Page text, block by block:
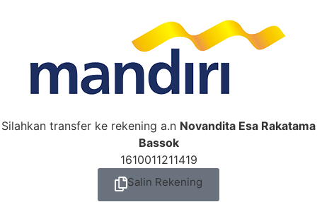
Silahkan transfer ke rekening a.n Novandita Esa Rakatama
Bassok
1610011211419
Salin Rekening